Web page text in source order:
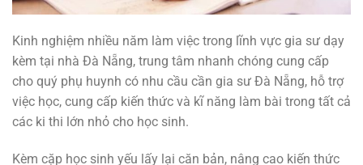
Kinh nghiệm nhiều năm làm việc trong lĩnh vực gia sư dạy
kèm tại nhà Đà Nẵng, trung tâm nhanh chóng cung cấp
cho quý phụ huynh có nhu cầu cần gia sư Đà Nẵng, hỗ trợ
việc học, cung cấp kiến thức và kĩ năng làm bài trong tất cả
các ki thi lớn nhỏ cho học sinh.
Kèm cặp học sinh yếu lấy lại căn bản, nâng cao kiến thức